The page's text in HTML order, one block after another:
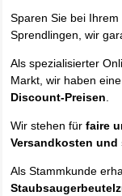
Sparen Sie bei
Sprendlingen, wir
Als spezialisierter
Markt, wir haben
Discount-Preisen.
Wir stehen fürfaire
Versandkosten
Als Stammkunde